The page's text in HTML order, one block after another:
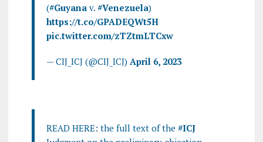
(#Guyanav. #Venezuela)
https://t.co/GPADEQWt5H
pic.twitter.com/zTZtmLTCxw
— CIJ_ICJ (@CIJ_ICJ) April 6, 2023
READ HERE: the full text of the #ICJ